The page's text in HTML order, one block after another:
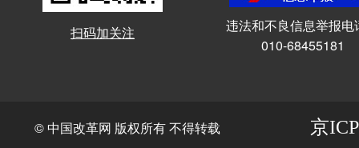
扫码加关注
违法和不良信息举报电
010-68455181
© 中国改革网 版权所有 不得转载 京